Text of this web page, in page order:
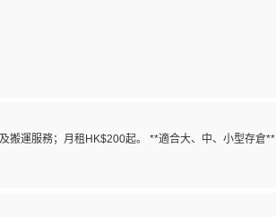
搬運服務；月租HK$200起。 **適合大、中、小型存倉**